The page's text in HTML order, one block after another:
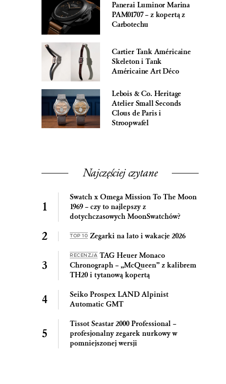
Panerai Luminor Marina
PAM01707 – z kopertą z
Carbotechu
Cartier Tank Américaine
Skeleton i Tank
Américaine Art Déco
Lebois & Co. Heritage
Atelier Small Seconds
Clous de Paris i
Stroopwafel
Najczęściej czytane
Swatch x Omega Mission To The Moon
1969 – czy to najlepszy z
dotychczasowych MoonSwatchów?
TOP 10 Zegarki na lato i wakacje 2026
RECENZJA TAG Heuer Monaco
Chronograph – „McQueen” z kalibrem
TH20 i tytanową kopertą
Seiko Prospex LAND Alpinist
Automatic GMT
Tissot Seastar 2000 Professional –
profesjonalny zegarek nurkowy w
pomniejszonej wersji